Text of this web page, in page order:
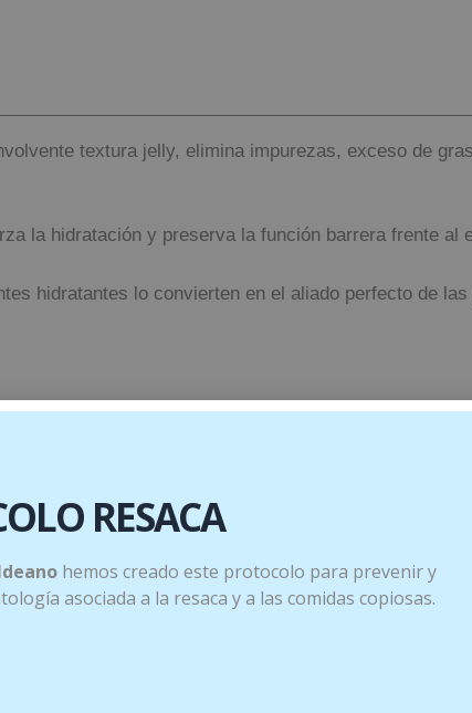
textura jelly, elimina impurezas, exceso de
la hidratación y preserva la función barrera frente al
hidratantes lo convierten en el aliado perfecto de
y protector de la función barrera, formado por una
extraídos de uno de los seres vivos más
por exposición solar.
que deriva en descamación e irritación.
RESACA
hemos creado este protocolo para prevenir y
asociada a la resaca y a las comidas copiosas.